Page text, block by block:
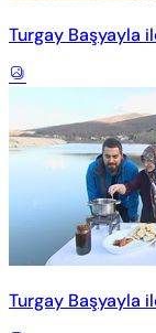
Turgay Başyayla
Turgay Başyayla